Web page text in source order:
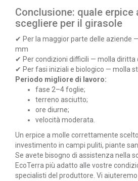
Conclusione: quale erpice
scegliere per il girasole
✔ Per la maggior parte delle aziende
mm
✔ Per condizioni difficili — molla diritta
✔ Per fasi iniziali e biologico — molla
Periodo migliore di lavoro:
fase 2–4 foglie;
terreno asciutto;
ore diurne;
velocità moderata.
Un erpice a molle correttamente
investimento in campi puliti, piante
Se avete bisogno di assistenza nella
EcoTerra più adatto alle vostre
specialisti del produttore. Vi